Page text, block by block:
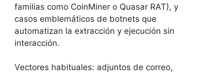
familias como CoinMiner o Quasar RAT), y
casos emblemáticos de botnets que
automatizan la extracción y ejecución sin
interacción.
Vectores habituales: adjuntos de correo,